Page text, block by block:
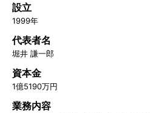
設立
1999年
代表者名
堀井 謙一郎
資本金
1億5190万円
業務内容